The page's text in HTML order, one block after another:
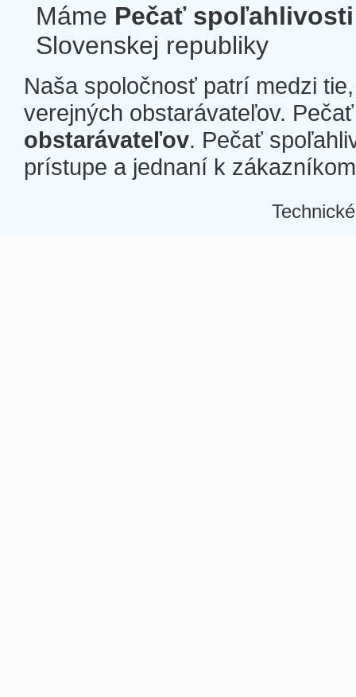
Máme Pečať spoľahlivosti
Slovenskej republiky
Naša spoločnosť patrí medzi
verejných obstarávateľov.
obstarávateľov. Pečať
prístupe a jednaní k